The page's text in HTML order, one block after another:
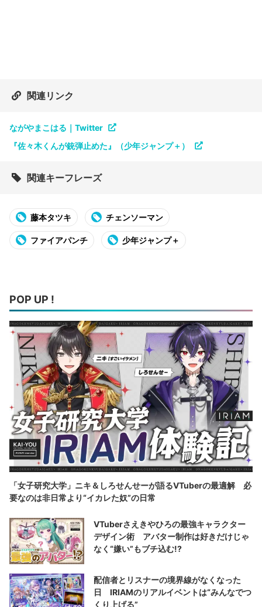
関連リンク
ながやまこはる｜Twitter
『佐々木くんが銃弾止めた』（少年ジャンプ＋）
関連キーフレーズ
藤本タツキ チェンソーマン
ファイアパンチ 少年ジャンプ＋
POP UP !
「女子研究大学」ニキ＆しろせんせーが語るVTuberの最適解 必
要なのは非日常より“イカレた奴”の日常
VTuberさえきやひろの最強キャラクター
デザイン術 アバター制作は好きだけじゃ
なく“嫌い”もブチ込む!?
配信者とリスナーの境界線がなくなった
日 IRIAMのリアルイベントは“みんなでつ
くり上げる”